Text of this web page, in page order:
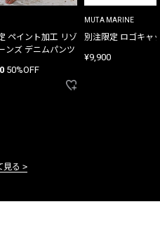
ペイント加工 リゾ
ンズ デニムパンツ
50%OFF
MUTA MARINE
別注限定 ロゴキャ
¥9,900
見る